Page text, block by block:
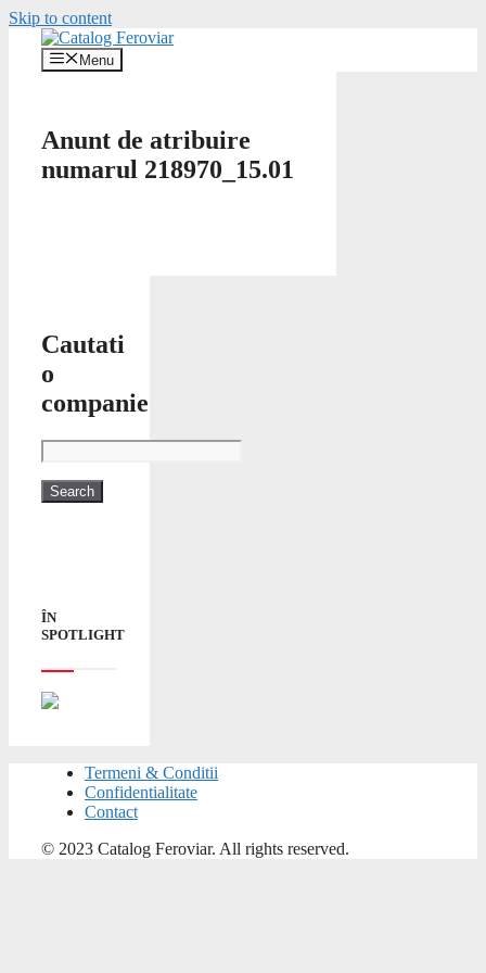
Skip to content
Menu
Anunt de atribuire
numarul 218970_15.01
Cautati
o
companie
ÎN
SPOTLIGHT
Termeni & Conditii
Confidentialitate
Contact
© 2023 Catalog Feroviar. All rights reserved.